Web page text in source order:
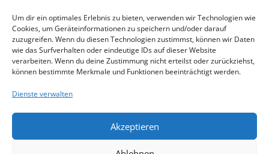
Um dir ein optimales Erlebnis zu bieten, verwenden wir Technologien wie
Cookies, um Geräteinformationen zu speichern und/oder darauf
zuzugreifen. Wenn du diesen Technologien zustimmst, können wir Daten
wie das Surfverhalten oder eindeutige IDs auf dieser Website
verarbeiten. Wenn du deine Zustimmung nicht erteilst oder zurückziehst,
können bestimmte Merkmale und Funktionen beeinträchtigt werden.
Dienste verwalten
Akzeptieren
Mai Dieser Monat
Kalender abonnieren
Kontakt